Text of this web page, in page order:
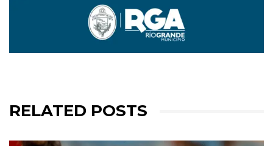
RELATED POSTS